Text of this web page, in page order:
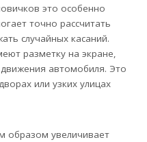
это особенно
точно рассчитать
случайных касаний.
разметку на экране,
автомобиля. Это
или узких улицах
образом увеличивает